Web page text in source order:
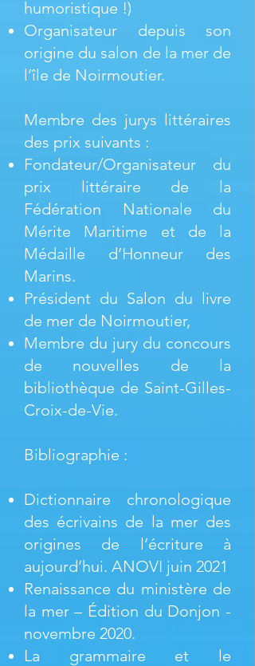
humoristique !)
Organisateur depuis son
origine du salon de la mer de
l’île de Noirmoutier.
Membre des jurys littéraires
des prix suivants :
Fondateur/Organisateur du
prix littéraire de la
Fédération Nationale du
Mérite Maritime et de la
Médaille d’Honneur des
Marins.
Président du Salon du livre
de mer de Noirmoutier,
Membre du jury du concours
de nouvelles de la
bibliothèque de Saint-Gilles-
Croix-de-Vie.
Bibliographie :
Dictionnaire chronologique
des écrivains de la mer des
origines de l’écriture à
aujourd’hui. ANOVI juin 2021
Renaissance du ministère de
la mer – Édition du Donjon -
novembre 2020.
La grammaire et le